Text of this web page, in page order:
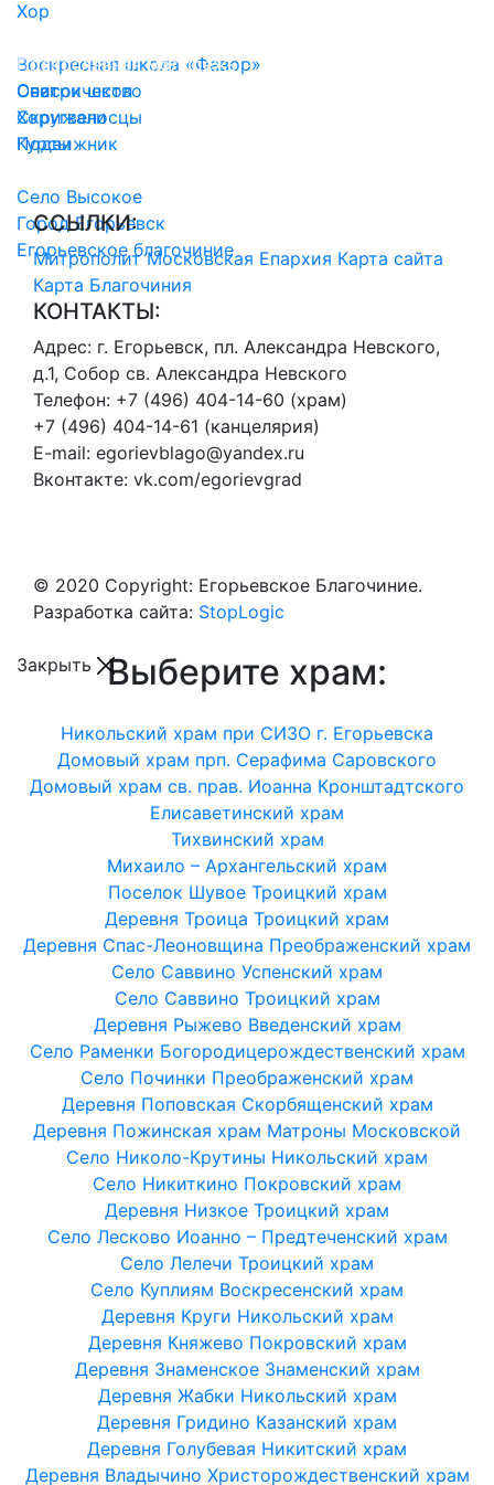
Хор
Воскресная школа «Фавор»
Список школ
Православная молодежь
Очаг
Скрижали
Подвижник
Сестричество
Хоругвеносцы
Курсы
Село Высокое
Город Егорьевск
Егорьевское благочиние
CСЫЛКИ:
Митрополит Московская Епархия Карта сайта
Карта Благочиния
КОНТАКТЫ:
Адрес: г. Егорьевск, пл. Александра Невского,
д.1, Собор св. Александра Невского
Телефон: +7 (496) 404-14-60 (храм)
+7 (496) 404-14-61 (канцелярия)
E-mail: egorievblago@yandex.ru
Вконтакте: vk.com/egorievgrad
© 2020 Copyright: Егорьевское Благочиние.
Разработка сайта: StopLogic
Закрыть Выберите храм:
Никольский храм при СИЗО г. Егорьевска
Домовый храм прп. Серафима Саровского
Домовый храм св. прав. Иоанна Кронштадтского
Елисаветинский храм
Тихвинский храм
Михаило – Архангельский храм
Поселок Шувое Троицкий храм
Деревня Троица Троицкий храм
Деревня Спас-Леоновщина Преображенский храм
Село Саввино Успенский храм
Село Саввино Троицкий храм
Деревня Рыжево Введенский храм
Село Раменки Богородицерождественский храм
Село Починки Преображенский храм
Деревня Поповская Скорбященский храм
Деревня Пожинская храм Матроны Московской
Село Николо-Крутины Никольский храм
Село Никиткино Покровский храм
Деревня Низкое Троицкий храм
Село Лесково Иоанно – Предтеченский храм
Село Лелечи Троицкий храм
Село Куплиям Воскресенский храм
Деревня Круги Никольский храм
Деревня Княжево Покровский храм
Деревня Знаменское Знаменский храм
Деревня Жабки Никольский храм
Деревня Гридино Казанский храм
Деревня Голубевая Никитский храм
Деревня Владычино Христорождественский храм